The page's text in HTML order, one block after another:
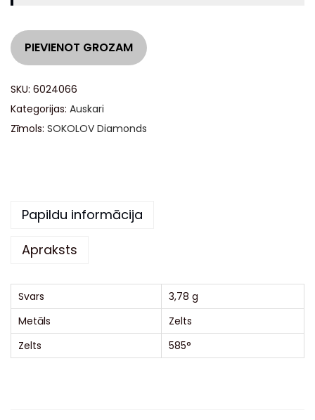
PIEVIENOT GROZAM
SKU: 6024066
Kategorijas: Auskari
Zīmols: SOKOLOV Diamonds
Papildu informācija
Apraksts
Svars
3,78 g
Metāls
Zelts
Zelts
585°